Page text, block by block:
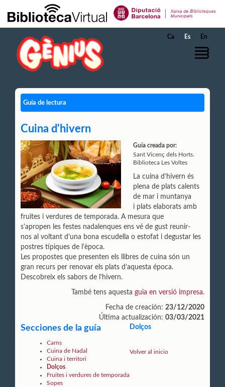
Saltar al contenido principal
Ca Es En
Guía de lectura
Cuina d'hivern
Guía creada por:
Sant Vicenç dels Horts.
Biblioteca Les Voltes
La cuina d’hivern és
plena de plats calents
de mar i muntanya
i plats elaborats amb
fruites i verdures de temporada. A mesura que
s'apropen les festes nadalenques ens vé de gust reunir-
nos al voltant d’una bona escudella o estofat i degustar les
postres típiques de l'època.
Les propostes que presenten els llibres de cuina són un
gran recurs per renovar els plats d’aquesta época.
Descobreix els sabors de l'hivern.
També tens aquesta guia en versió impresa.
Fecha de creación: 23/12/2020
Última actualización: 03/03/2021
Secciones de la guía
Carns
Cuina de Nadal
Cuina i territori
Dolços
Fruites i verdures de temporada
Sopes
Dolços
Volver al inicio